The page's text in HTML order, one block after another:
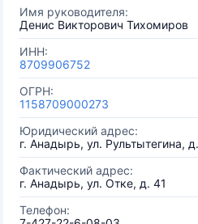
Имя руководителя:
Денис Викторович Тихомиров
ИНН:
8709906752
ОГРН:
1158709000273
Юридический адрес:
г. Анадырь, ул. Рультытегина,
Фактический адрес:
г. Анадырь, ул. Отке, д. 41
Телефон: